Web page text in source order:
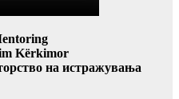
Kërkimor
на истражувања